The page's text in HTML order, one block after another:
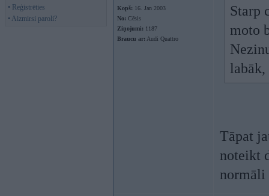
• Reģistrēties
• Aizmirsi paroli?
Kopš: 16. Jan 2003
No: Cēsis
Ziņojumi: 1187
Braucu ar: Audi Quattro
Starp
moto
Tāpat
noteikt